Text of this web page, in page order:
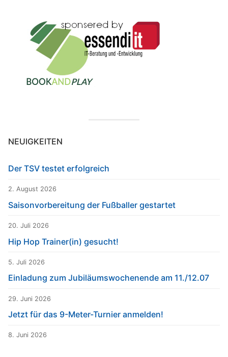
NEUIGKEITEN
Der TSV testet erfolgreich
2. August 2026
Saisonvorbereitung der Fußballer gestartet
20. Juli 2026
Hip Hop Trainer(in) gesucht!
5. Juli 2026
Einladung zum Jubiläumswochenende am 11./12.07
29. Juni 2026
Jetzt für das 9-Meter-Turnier anmelden!
8. Juni 2026